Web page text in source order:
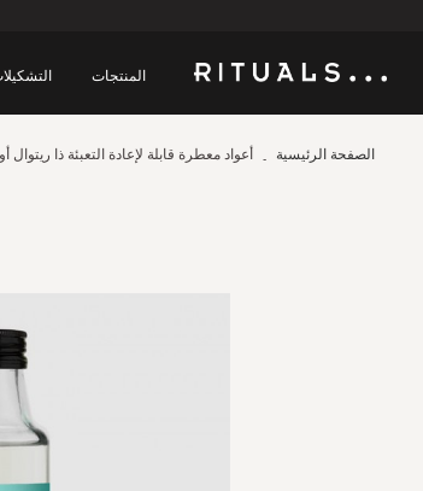
المنتجات
الصفحة الرئيسية أعواد معطرة قابلة لإعادة التعبئة ذا ريتوال